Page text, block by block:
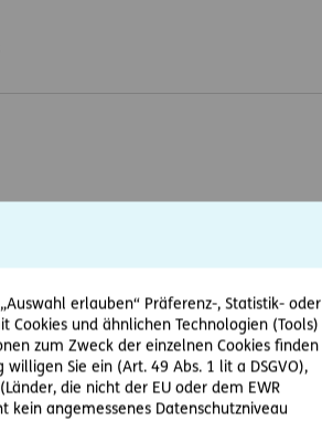
erlauben“ Präferenz-, Statistik- oder
Cookies und ähnlichen Technologien (Tools)
zum Zweck der einzelnen Cookies finden
Sie ein (Art. 49 Abs. 1 lit a DSGVO),
die nicht der EU oder dem EWR
angemessenes Datenschutzniveau
3